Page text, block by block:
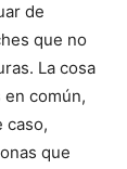
de
que no
La cosa
común,
caso,
que